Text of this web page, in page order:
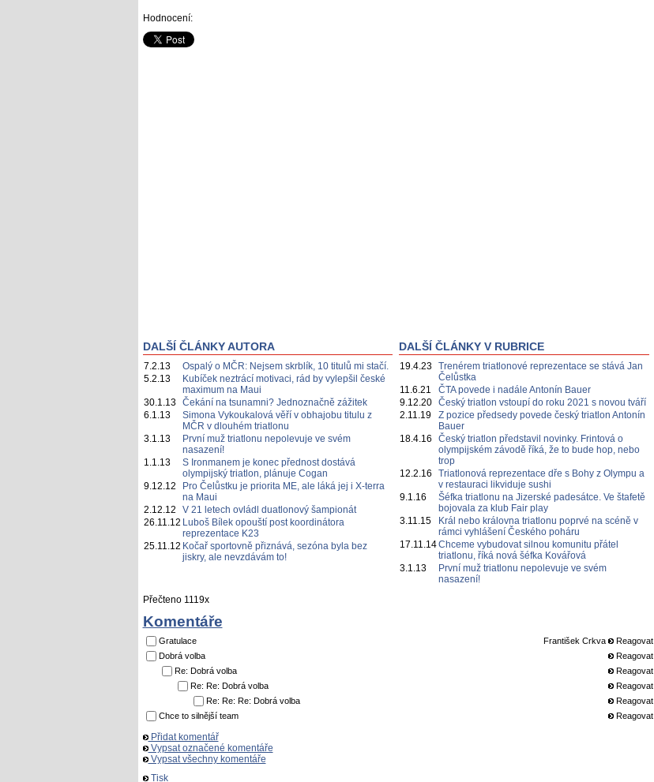
Hodnocení:
DALŠÍ ČLÁNKY AUTORA
7.2.13
Ospalý o MČR: Nejsem skrblík, 10 titulů mi stačí.
5.2.13
Kubíček neztrácí motivaci, rád by vylepšil české
maximum na Maui
30.1.13
Čekání na tsunamni? Jednoznačně zážitek
6.1.13
Simona Vykoukalová věří v obhajobu titulu z
MČR v dlouhém triatlonu
3.1.13
První muž triatlonu nepolevuje ve svém
nasazení!
1.1.13
S Ironmanem je konec přednost dostává
olympijský triatlon, plánuje Cogan
9.12.12
Pro Čelůstku je priorita ME, ale láká jej i X-terra
na Maui
2.12.12
V 21 letech ovládl duatlonový šampionát
26.11.12 Luboš Bílek opouští post koordinátora
reprezentace K23
25.11.12 Kočař sportovně přiznává, sezóna byla bez
jiskry, ale nevzdávám to!
DALŠÍ ČLÁNKY V RUBRICE
19.4.23 Trenérem triatlonové reprezentace se stává Jan
Čelůstka
11.6.21
ČTA povede i nadále Antonín Bauer
9.12.20 Český triatlon vstoupí do roku 2021 s novou tváří
2.11.19
Z pozice předsedy povede český triatlon Antonín
Bauer
18.4.16
Český triatlon představil novinky. Frintová o
olympijském závodě říká, že to bude hop, nebo
trop
12.2.16
Triatlonová reprezentace dře s Bohy z Olympu a
v restauraci likviduje sushi
9.1.16
Šéfka triatlonu na Jizerské padesátce. Ve štafetě
bojovala za klub Fair play
3.11.15
Král nebo královna triatlonu poprvé na scéně v
rámci vyhlášení Českého poháru
17.11.14Chceme vybudovat silnou komunitu přátel
triatlonu, říká nová šéfka Kovářová
3.1.13
První muž triatlonu nepolevuje ve svém
nasazení!
Přečteno 1119x
Komentáře
Gratulace František Crkva
Reagovat
Dobrá volba
Reagovat
Re: Dobrá volba
Reagovat
Re: Re: Dobrá volba
Reagovat
Re: Re: Re: Dobrá volba
Reagovat
Chce to silnější team
Reagovat
Přidat komentář
Vypsat označené komentáře
Vypsat všechny komentáře
Tisk